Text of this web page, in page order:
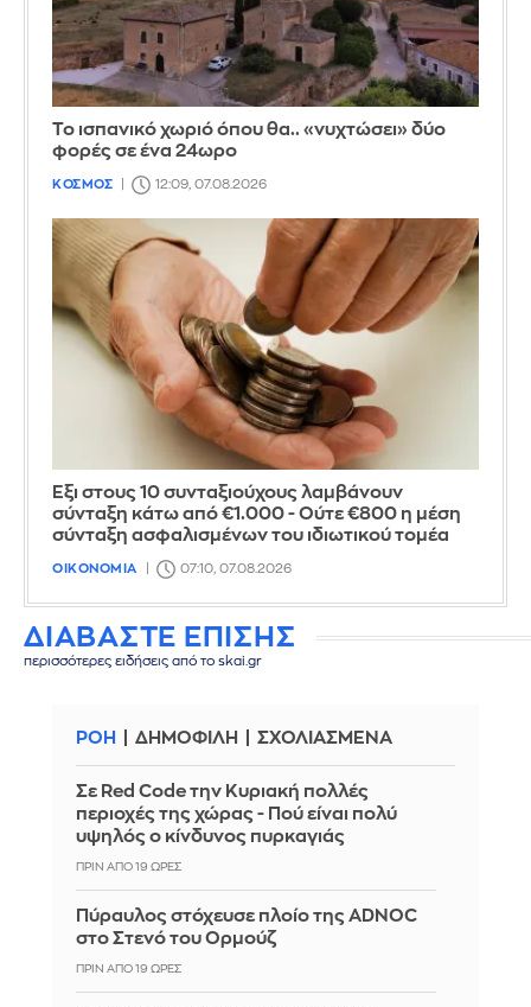
Το ισπανικό χωριό όπου θα.. «νυχτώσει» δύο
φορές σε ένα 24ωρο
ΚΟΣΜΟΣ 12:09, 07.08.2026
Έξι στους 10 συνταξιούχους λαμβάνουν
σύνταξη κάτω από €1.000 - Ούτε €800 η μέση
σύνταξη ασφαλισμένων του ιδιωτικού τομέα
ΟΙΚΟΝΟΜΙΑ 07:10, 07.08.2026
ΔΙΑΒΑΣΤΕ ΕΠΙΣΗΣ
περισσότερες ειδήσεις από το skai.gr
ΡΟΗ ΔΗΜΟΦΙΛΗ ΣΧΟΛΙΑΣΜΕΝΑ
Σε Red Code την Κυριακή πολλές
περιοχές της χώρας - Πού είναι πολύ
υψηλός ο κίνδυνος πυρκαγιάς
ΠΡΙΝ ΑΠΌ 19 ΏΡΕΣ
Πύραυλος στόχευσε πλοίο της ADNOC
στο Στενό του Ορμούζ
ΠΡΙΝ ΑΠΌ 19 ΏΡΕΣ